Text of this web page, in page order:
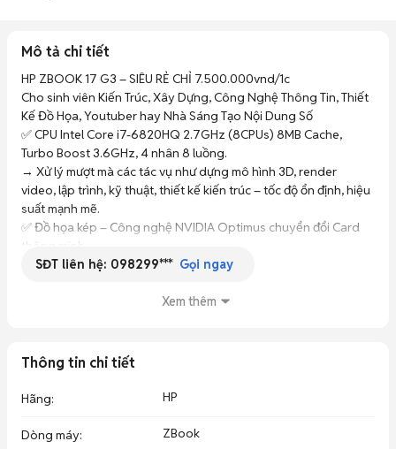
Mô tả chi tiết
HP ZBOOK 17 G3 – SIÊU RẺ CHỈ 7.500.000vnd/1c
Cho sinh viên Kiến Trúc, Xây Dựng, Công Nghệ Thông Tin, Thiết
Kế Đồ Họa, Youtuber hay Nhà Sáng Tạo Nội Dung Số
✅ CPU Intel Core i7-6820HQ 2.7GHz (8CPUs) 8MB Cache,
Turbo Boost 3.6GHz, 4 nhân 8 luồng.
→ Xử lý mượt mà các tác vụ như dựng mô hình 3D, render
video, lập trình, kỹ thuật, thiết kế kiến trúc – tốc độ ổn định, hiệu
suất mạnh mẽ.
✅ Đồ họa kép – Công nghệ NVIDIA Optimus chuyển đổi Card
thông minh
→ Intel HD Graphics 530 tiết kiệm điện năng, mát mẻ khi làm
→ GPU rời chuyên dụng NVIDIA Quadro M3000M – 4GB
Effects, Photoshop, Illustrator…
✅ RAM 16GB DDR4 (4 khe RAM, nâng tối đa 64GB)
→ Đa nhiệm cực ổn, mở nhiều tab và project cùng lúc vẫn mượt
✅ Ổ kép 256GB SSD + 500GB HDD khởi động Windows, load
SĐT liên hệ: 098299*** Gọi ngay
Xem thêm
Thông tin chi tiết
Hãng: HP
Dòng máy: ZBook